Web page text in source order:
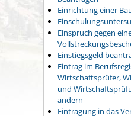
Einrichtung einer
Einspruch gegen
Einstiegsgeld
Eintrag im
Wirtschaftsprüfer,
und
ändern
Eintragung in das